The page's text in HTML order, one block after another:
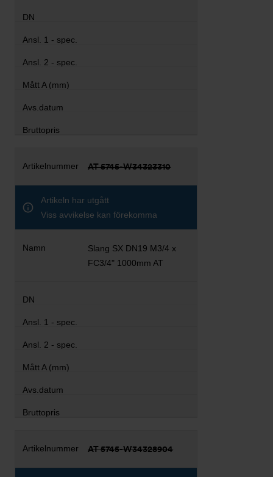
AT 5745-W34323310
Artikeln har utgått
Viss avvikelse kan förekomma
Slang SX DN19 M3/4 x
FC3/4" 1000mm AT
AT 5745-W34328904